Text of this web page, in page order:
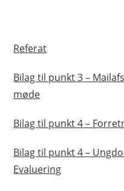
Referat
Bilag til punkt 3 –
møde
Bilag til punkt 4 –
Bilag til punkt 4 –
Evaluering